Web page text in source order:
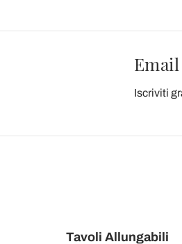
Iscriviti
Tavoli Allungabili